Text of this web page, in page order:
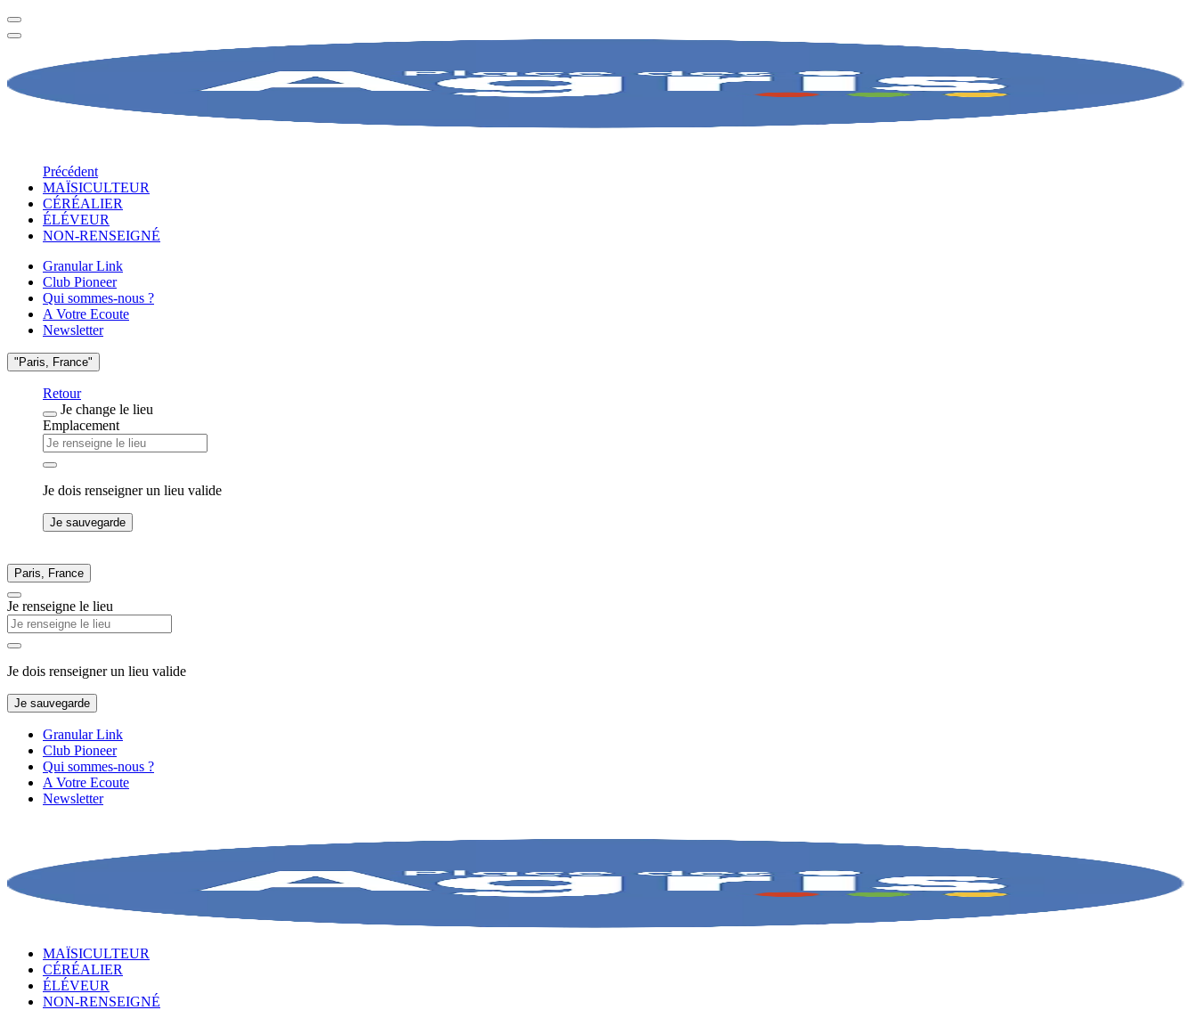
Précédent
MAÏSICULTEUR
CÉRÉALIER
ÉLÉVEUR
NON-RENSEIGNÉ
Granular Link
Club Pioneer
Qui sommes-nous ?
A Votre Ecoute
Newsletter
"Paris, France"
Retour
Je change le lieu
Emplacement
Je dois renseigner un lieu valide
Je sauvegarde
Paris, France
Je renseigne le lieu
Je dois renseigner un lieu valide
Je sauvegarde
Granular Link
Club Pioneer
Qui sommes-nous ?
A Votre Ecoute
Newsletter
MAÏSICULTEUR
CÉRÉALIER
ÉLÉVEUR
NON-RENSEIGNÉ